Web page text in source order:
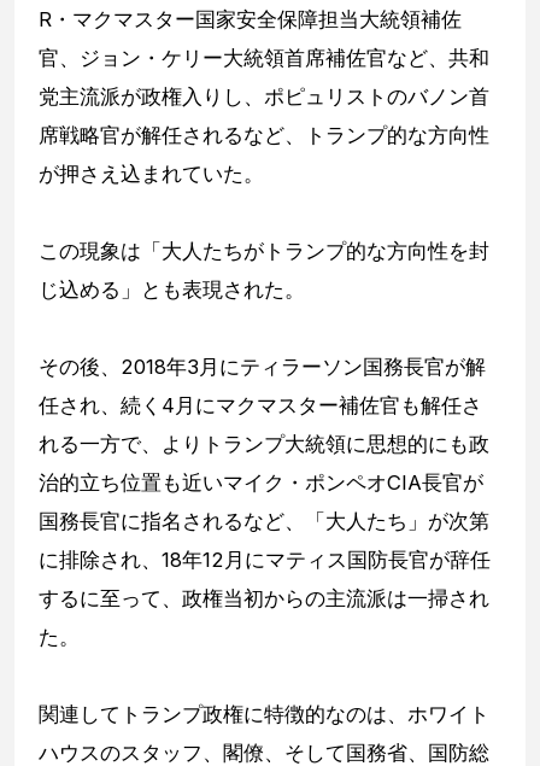
R・マクマスター国家安全保障担当大統領補佐
官、ジョン・ケリー大統領首席補佐官など、共和
党主流派が政権入りし、ポピュリストのバノン首
席戦略官が解任されるなど、トランプ的な方向性
が押さえ込まれていた。
この現象は「大人たちがトランプ的な方向性を封
じ込める」とも表現された。
その後、2018年3月にティラーソン国務長官が解
任され、続く4月にマクマスター補佐官も解任さ
れる一方で、よりトランプ大統領に思想的にも政
治的立ち位置も近いマイク・ポンペオCIA長官が
国務長官に指名されるなど、「大人たち」が次第
に排除され、18年12月にマティス国防長官が辞任
するに至って、政権当初からの主流派は一掃され
た。
関連してトランプ政権に特徴的なのは、ホワイト
ハウスのスタッフ、閣僚、そして国務省、国防総